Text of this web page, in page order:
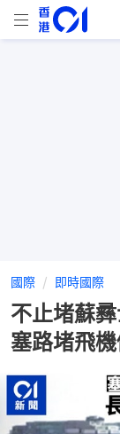
國際 即時國際
不止堵蘇
塞路堵飛